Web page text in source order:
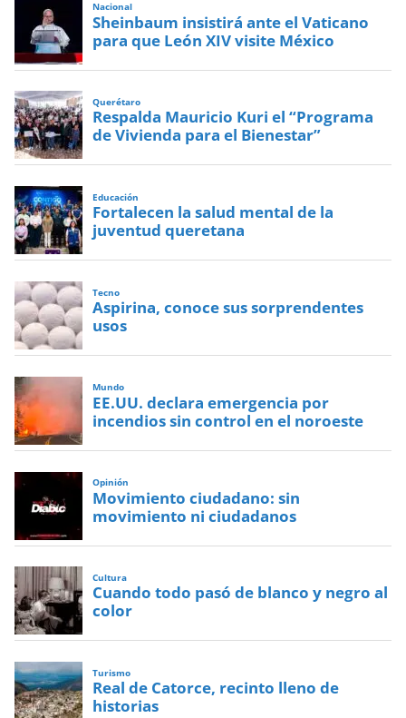
Nacional
Sheinbaum insistirá ante el Vaticano
para que León XIV visite México
Querétaro
Respalda Mauricio Kuri el “Programa
de Vivienda para el Bienestar”
Educación
Fortalecen la salud mental de la
juventud queretana
Tecno
Aspirina, conoce sus sorprendentes
usos
Mundo
EE.UU. declara emergencia por
incendios sin control en el noroeste
Opinión
Movimiento ciudadano: sin
movimiento ni ciudadanos
Cultura
Cuando todo pasó de blanco y negro al
color
Turismo
Real de Catorce, recinto lleno de
historias